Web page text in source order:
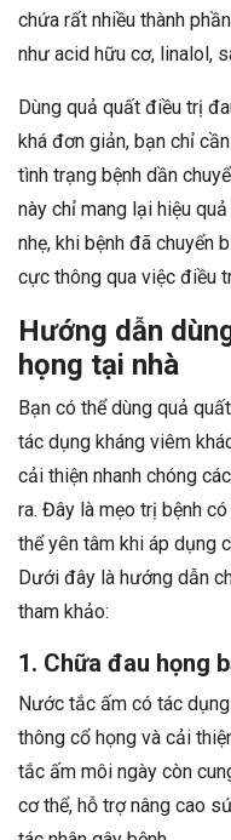
chứa rất nhiều thành
như acid hữu cơ, linalol,
Dùng quả quất điều trị
khá đơn giản, bạn chỉ
tình trạng bệnh dần
này chỉ mang lại hiệu
nhẹ, khi bệnh đã chuyển
cực thông qua việc điều
Hướng dẫn
họng tại nhà
Bạn có thể dùng quả
tác dụng kháng viêm
cải thiện nhanh chóng
ra. Đây là mẹo trị bệnh
thể yên tâm khi áp dụng
Dưới đây là hướng dẫn
tham khảo:
1. Chữa đau họng
Nước tắc ấm có tác
thông cổ họng và cải
tắc ấm môi ngày còn
cơ thể, hỗ trợ nâng cao